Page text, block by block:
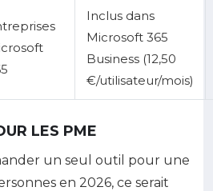
Inclus dans
Microsoft 365
Business (12,50
€/utilisateur/mois)
LES PME
un seul outil pour une
en 2026, ce serait